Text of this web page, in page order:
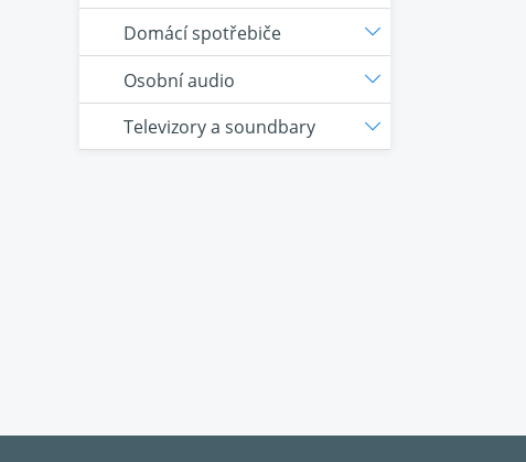
Domácí spotřebiče
Osobní audio
Televizory a soundbary